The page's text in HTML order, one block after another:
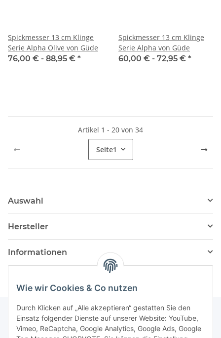
Wie wir Cookies & Co nutzen
Durch Klicken auf „Alle akzeptieren“ gestatten Sie den
Einsatz folgender Dienste auf unserer Website: YouTube,
Vimeo, ReCaptcha, Google Analytics, Google Ads, Google
Spickmesser 13 cm Klinge
Serie Alpha Olive von Güde
76,00 € - 88,95 € *
Spickmesser 13 cm Klinge
Serie Alpha von Güde
60,00 € - 72,95 € *
Artikel 1 - 20 von 34
Seite1
Auswahl
Hersteller
Informationen